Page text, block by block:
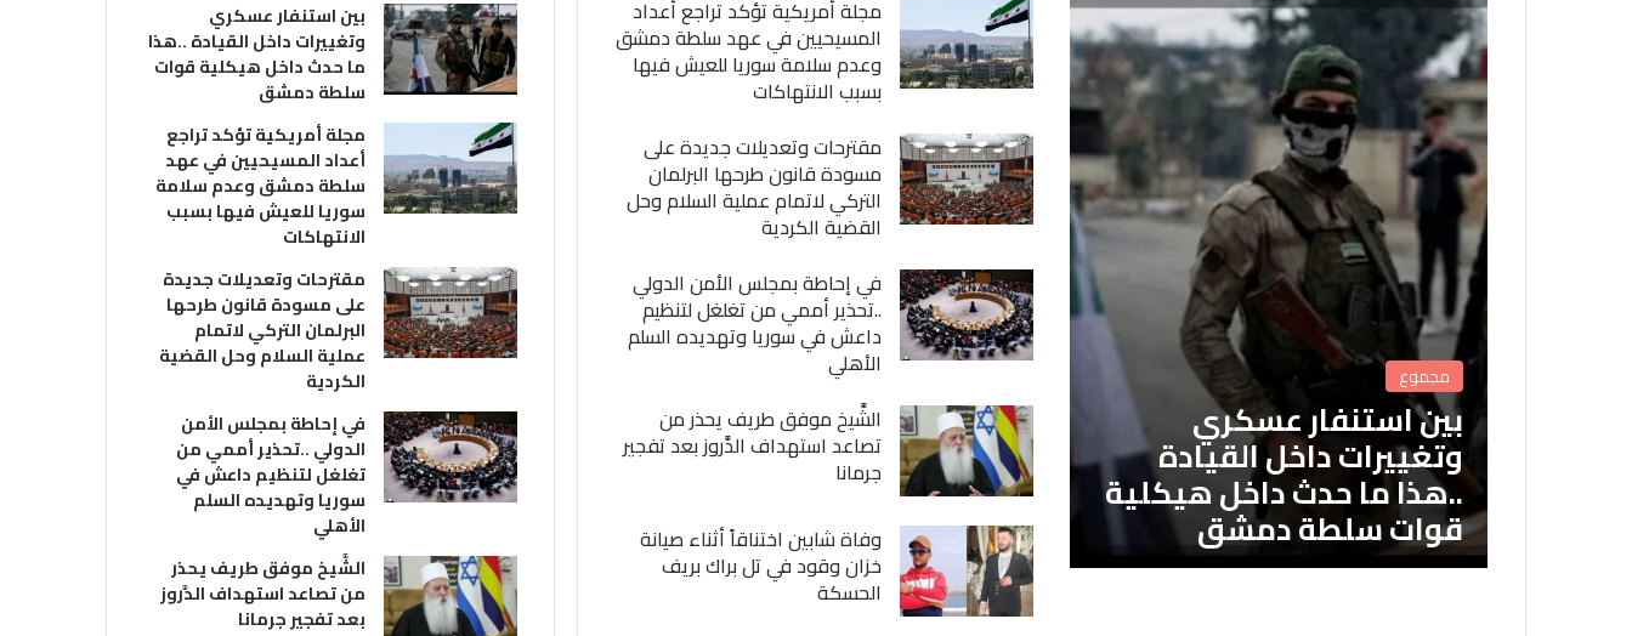
مجموع
بين استنفار عسكري
وتغييرات داخل القيادة
..هذا ما حدث داخل هيكلية
قوات سلطة دمشق
مجلة أمريكية تؤكد تراجع أعداد
المسيحيين في عهد سلطة دمشق
وعدم سلامة سوريا للعيش فيها
بسبب الانتهاكات
مقترحات وتعديلات جديدة على
مسودة قانون طرحها البرلمان
التركي لاتمام عملية السلام وحل
القضية الكردية
في إحاطة بمجلس الأمن الدولي
..تحذير أممي من تغلغل لتنظيم
داعش في سوريا وتهديده السلم
الأهلي
الشَّيخ موفق طريف يحذر من
تصاعد استهداف الدَّروز بعد تفجير
جرمانا
وفاة شابين اختناقاً أثناء صيانة
خزان وقود في تل براك بريف
الحسكة
بين استنفار عسكري
وتغييرات داخل القيادة ..هذا
ما حدث داخل هيكلية قوات
سلطة دمشق
مجلة أمريكية تؤكد تراجع
أعداد المسيحيين في عهد
سلطة دمشق وعدم سلامة
سوريا للعيش فيها بسبب
الانتهاكات
مقترحات وتعديلات جديدة
على مسودة قانون طرحها
البرلمان التركي لاتمام
عملية السلام وحل القضية
الكردية
في إحاطة بمجلس الأمن
الدولي ..تحذير أممي من
تغلغل لتنظيم داعش في
سوريا وتهديده السلم
الأهلي
الشَّيخ موفق طريف يحذر
من تصاعد استهداف الدَّروز
بعد تفجير جرمانا